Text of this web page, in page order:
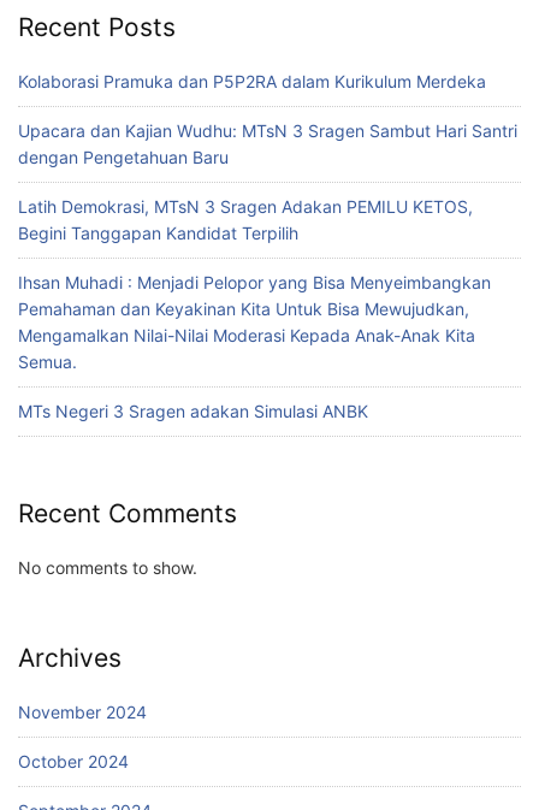
Recent Posts
Kolaborasi Pramuka dan P5P2RA dalam Kurikulum Merdeka
Upacara dan Kajian Wudhu: MTsN 3 Sragen Sambut Hari Santri
dengan Pengetahuan Baru
Latih Demokrasi, MTsN 3 Sragen Adakan PEMILU KETOS,
Begini Tanggapan Kandidat Terpilih
Ihsan Muhadi : Menjadi Pelopor yang Bisa Menyeimbangkan
Pemahaman dan Keyakinan Kita Untuk Bisa Mewujudkan,
Mengamalkan Nilai-Nilai Moderasi Kepada Anak-Anak Kita
Semua.
MTs Negeri 3 Sragen adakan Simulasi ANBK
Recent Comments
No comments to show.
Archives
November 2024
October 2024